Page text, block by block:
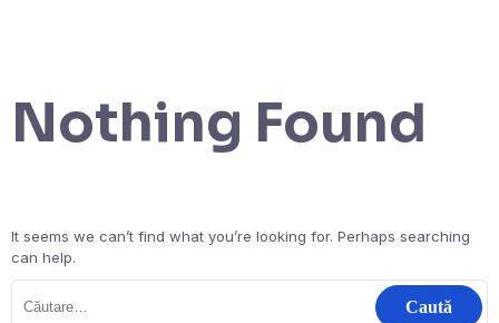
Nothing Found
It seems we can’t find what you’re looking for. Perhaps searching
can help.